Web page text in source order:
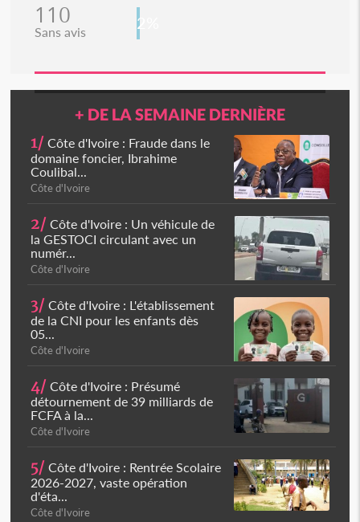
110
Sans avis 2%
+ DE LA SEMAINE DERNIÈRE
1/ Côte d'Ivoire : Fraude dans le
domaine foncier, Ibrahime
Coulibal...
Côte d'Ivoire
2/ Côte d'Ivoire : Un véhicule de
la GESTOCI circulant avec un
numér...
Côte d'Ivoire
3/ Côte d'Ivoire : L'établissement
de la CNI pour les enfants dès
05...
Côte d'Ivoire
4/ Côte d'Ivoire : Présumé
détournement de 39 milliards de
FCFA à la...
Côte d'Ivoire
5/ Côte d'Ivoire : Rentrée Scolaire
2026-2027, vaste opération
d'éta...
Côte d'Ivoire